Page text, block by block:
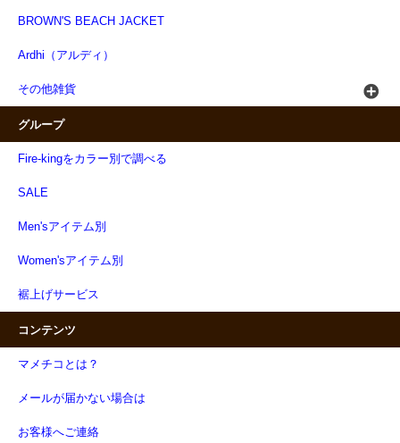
BROWN'S BEACH JACKET
Ardhi（アルディ）
その他雑貨
グループ
Fire-kingをカラー別で調べる
SALE
Men'sアイテム別
Women'sアイテム別
裾上げサービス
コンテンツ
マメチコとは？
メールが届かない場合は
お客様へご連絡